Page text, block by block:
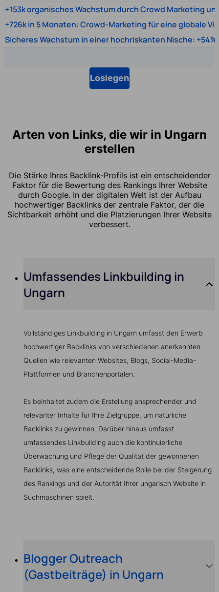
+153k organisches Wachstum durch Crowd Marketing
+726k in 5 Monaten: Crowd-Marketing für eine globale
Sicheres Wachstum in einer hochriskanten Nische:
Loslegen
Arten von Links, die wir in Ungarn
erstellen
Die Stärke Ihres Backlink-Profils ist ein entscheidender
Faktor für die Bewertung des Rankings Ihrer Website
durch Google. In der digitalen Welt ist der Aufbau
hochwertiger Backlinks der zentrale Faktor, der die
Sichtbarkeit erhöht und die Platzierungen Ihrer Website
verbessert.
Umfassendes Linkbuilding in
Ungarn
Vollständiges Linkbuilding in Ungarn umfasst den Erwerb
hochwertiger Backlinks von verschiedenen anerkannten
Quellen wie relevanten Websites, Blogs, Social-Media-
Plattformen und Branchenportalen.
Es beinhaltet zudem die Erstellung ansprechender und
relevanter Inhalte für Ihre Zielgruppe, um natürliche
Backlinks zu gewinnen. Darüber hinaus umfasst
umfassendes Linkbuilding auch die kontinuierliche
Überwachung und Pflege der Qualität der gewonnenen
Backlinks, was eine entscheidende Rolle bei der Steigerung
des Rankings und der Autorität Ihrer ungarisch Website in
Suchmaschinen spielt.
Blogger Outreach
(Gastbeiträge) in Ungarn